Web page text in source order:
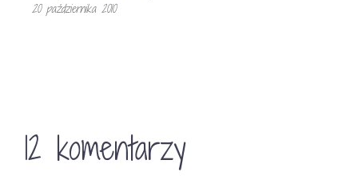
20 października 2010
12 komentarzy